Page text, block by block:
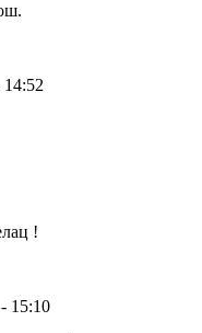
14:52
!
15:10